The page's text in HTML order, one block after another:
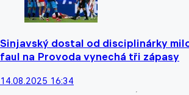
Sinjavský dostal od disciplinárky
faul na Provoda vynechá tři zápasy
14.08.2025 16:34